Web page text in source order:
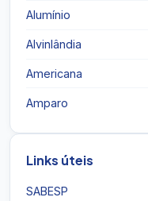
Alumínio
Alvinlândia
Americana
Amparo
Links úteis
SABESP